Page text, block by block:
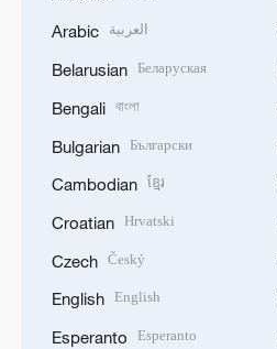
Arabic العربية
Belarusian Беларуская
Bengali বাংলা
Bulgarian Български
Cambodian ខ្មែរ
Croatian Hrvatski
Czech Český
English English
Esperanto Esperanto